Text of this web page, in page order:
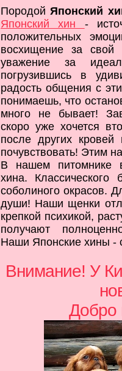
ПородойЯпонский
Японский хин -
положительных
восхищение за
уважение за
погрузившись в
радость общения с
понимаешь, что
много не бывает!
скоро уже хочется
после других
почувствовать! Этим
В нашем питомнике
хина. Классического
соболиного окрасов.
души! Наши щенки
крепкой психикой,
получают
Наши Японские хины -
Внимание! У
Добро